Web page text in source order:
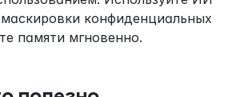
конфиденциальных
памяти мгновенно.